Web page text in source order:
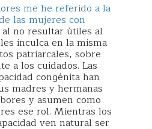
me he referido a la
las mujeres con
no resultar útiles al
inculca en la misma
patriarcales, sobre
a los cuidados. Las
congénita han
madres y hermanas
y asumen como
ese rol. Mientras los
ven natural ser